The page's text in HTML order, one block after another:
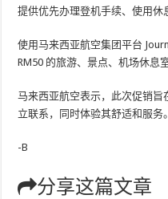
提供优先办理登机手续、使用休
使用马来西亚航空集团平台
RM50 的旅游、景点、机场休息
马来西亚航空表示，此次促销
立联系，同时体验其舒适和服务。
-B
分享这篇文章